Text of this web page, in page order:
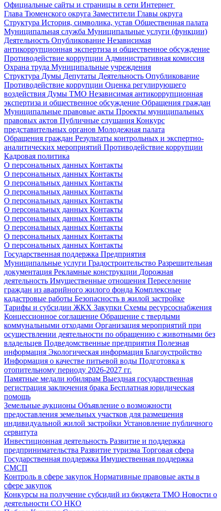
Официальные сайты и страницы в сети Интернет
Глава Тюменского округа Заместители Главы округа
Структура История, символика, устав Общественная палата
Муниципальная служба Муниципальные услуги (функции)
Деятельность Опубликование Независимая
антикоррупционная экспертиза и общественное обсуждение
Противодействие коррупции Административная комиссия
Охрана труда Муниципальные учреждения
Структура Думы Депутаты Деятельность Опубликование
Противодействие коррупции Оценка регулирующего
воздействия Думы ТМО Независимая антикоррупционная
экспертиза и общественное обсуждение Обращения граждан
Муниципальные правовые акты Проекты муниципальных
правовых актов Публичные слушания Конкурс
представительных органов Молодежная палата
Обращения граждан Результаты контрольных и экспертно-
аналитических мероприятий Противодействие коррупции
Кадровая политика
О персональных данных Контакты
О персональных данных Контакты
О персональных данных Контакты
О персональных данных Контакты
О персональных данных Контакты
О персональных данных Контакты
О персональных данных Контакты
О персональных данных Контакты
О персональных данных Контакты
О персональных данных Контакты
Государственная поддержка Предприятия
Муниципальные услуги Градостроительство Разрешительная
документация Рекламные конструкции Дорожная
деятельность Имущественные отношения Переселение
граждан из аварийного жилого фонда Комплексные
кадастровые работы Безопасность в жилой застройке
Тарифы и субсидии ЖКХ Закупки Схемы ресурсоснабжения
Концессионное соглашение Обращение с твердыми
коммунальными отходами Организация мероприятий при
осуществлении деятельности по обращению с животными без
владельцев Подведомственные предприятия Полезная
информация Экологическая информация Благоустройство
Информация о качестве питьевой воды Подготовка к
отопительному периоду 2026-2027 гг.
Памятные медали юбилярам Выездная государственная
регистрация заключения брака Бесплатная юридическая
помощь
Земельные аукционы Объявление о возможности
предоставления земельных участков для размещения
индивидуальной жилой застройки Установление публичного
сервитута
Инвестиционная деятельность Развитие и поддержка
предпринимательства Развитие туризма Торговая сфера
Государственная поддержка Имущественная поддержка
СМСП
Контроль в сфере закупок Нормативные правовые акты в
сфере закупок
Конкурсы на получение субсидий из бюджета ТМО Новости о
деятельности СО НКО